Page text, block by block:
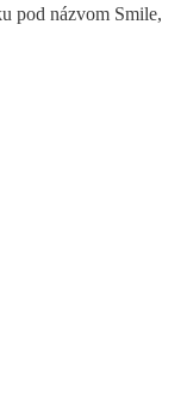
pod názvom Smile,